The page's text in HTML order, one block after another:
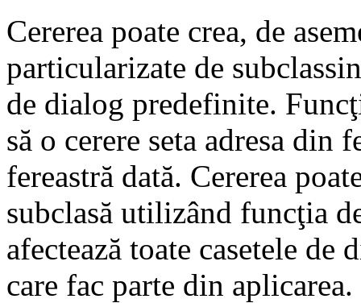
Cererea poate crea, de
particularizate de
de dialog predefinite.
să o cerere seta adresa din
fereastră dată. Cererea
subclasă utilizând funcţia
afectează toate casetele
care fac parte din aplicarea.